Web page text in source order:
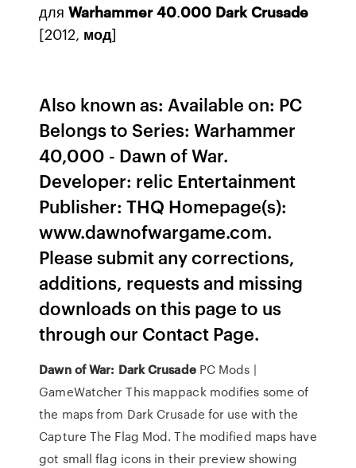
дляWarhammer 40.000 Dark Crusade
[2012, мод]
Also known as: Available on: PC
Belongs to Series: Warhammer
40,000 - Dawn of War.
Developer: relic Entertainment
Publisher: THQ Homepage(s):
www.dawnofwargame.com.
Please submit any corrections,
additions, requests and missing
downloads on this page to us
through our Contact Page.
Dawn of War: Dark CrusadePC Mods |
GameWatcher This mappack modifies some of
the maps from Dark Crusade for use with the
Capture The Flag Mod. The modified maps have
got small flag icons in their preview showing